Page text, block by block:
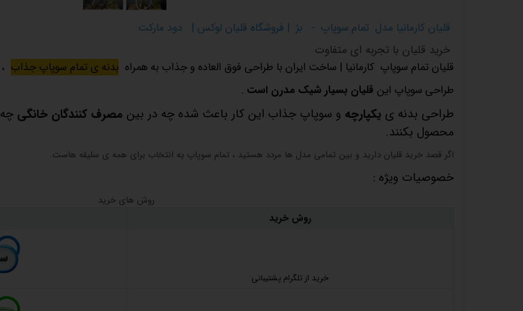
قلیان کارمانیا مدل تمام سوپاپ - بژ | فروشگاه قلیان لوکس | دود مارکت
خرید قلیان با تجربه ای متفاوت
قلیان تمام سوپاپ کارمانیا | ساخت ایران با طراحی فوق العاده و جذاب به همراه بدنه ی تمام سوپاپ جذاب ،
طراحی سوپاپ این قلیان بسیار شیک مدرن است .
طراحی بدنه ی یکپارچه و سوپاپ جذاب این کار باعث شده چه در بین مصرف کنندگان خانگی چه
محصول بکنند.
اگر قصد خرید قلیان دارید و بین تمامی مدل ها مردد هستید ، تمام سوپاپ یه انتخاب برای همه ی سلیقه هاست.
خصوصیات ویژه :
روش های خرید
روش خرید
خرید از تلگرام پشتیبانی